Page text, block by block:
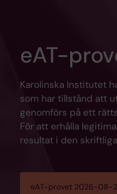
eAT-
Karolinska Institutet
som har tillstånd att
genomförs på ett
För att erhålla
resultat i den
eAT-provet 2026-08-